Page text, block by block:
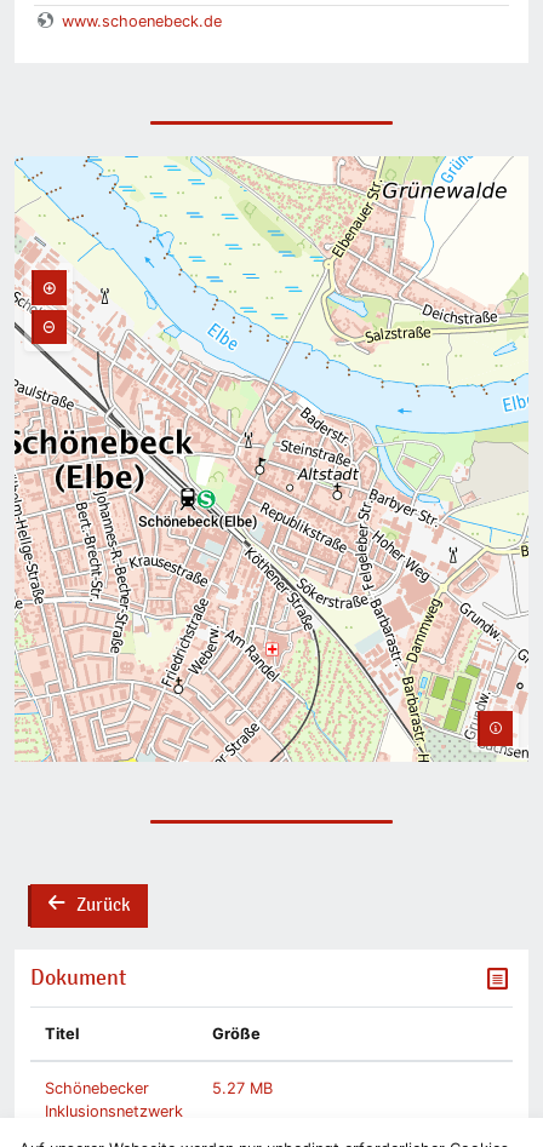
www.schoenebeck.de
backZurück
Dokument
Titel Größe
Schönebecker
Inklusionsnetzwerk
5.27 MB